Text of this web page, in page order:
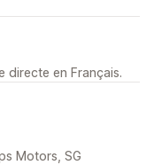
directe en Français.
Motors, SG